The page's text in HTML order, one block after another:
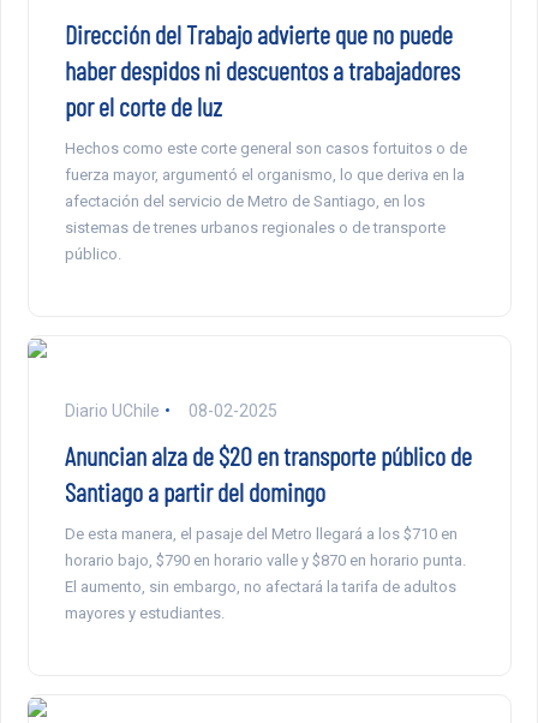
Dirección del Trabajo advierte que no puede
haber despidos ni descuentos a trabajadores
por el corte de luz
Hechos como este corte general son casos fortuitos o de
fuerza mayor, argumentó el organismo, lo que deriva en la
afectación del servicio de Metro de Santiago, en los
sistemas de trenes urbanos regionales o de transporte
público.
Diario UChile 08-02-2025
Anuncian alza de $20 en transporte público de
Santiago a partir del domingo
De esta manera, el pasaje del Metro llegará a los $710 en
horario bajo, $790 en horario valle y $870 en horario punta.
El aumento, sin embargo, no afectará la tarifa de adultos
mayores y estudiantes.